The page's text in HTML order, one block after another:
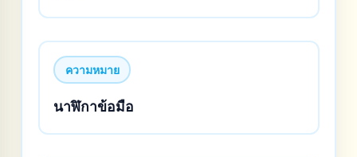
ความหมาย
นาฬิกาข้อมือ